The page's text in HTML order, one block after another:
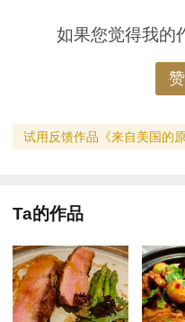
如果您觉得我的
试用反馈作品《来自美国的
Ta的作品